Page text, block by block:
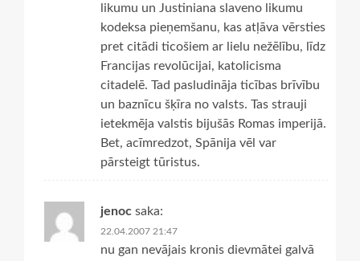
likumu un Justiniana slaveno likumu
kodeksa pieņemšanu, kas atļāva vērsties
pret citādi ticošiem ar lielu nežēlību, līdz
Francijas revolūcijai, katolicisma
citadelē. Tad pasludināja ticības brīvību
un baznīcu šķīra no valsts. Tas strauji
ietekmēja valstis bijušās Romas imperijā.
Bet, acīmredzot, Spānija vēl var
pārsteigt tūristus.
jenoc saka:
22.04.2007 21:47
nu gan nevājais kronis dievmātei galvā